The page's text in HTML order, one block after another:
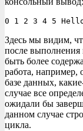
0 1 2 3 4 5
Здесь мы видим,
после выполнения
быть более
работа, например,
базе данных,
случае все
ожидали бы
данном случае
цикла.